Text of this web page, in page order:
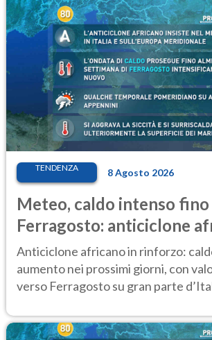
TENDENZA 8 Agosto 2026
Meteo, caldo intenso fino
Ferragosto: anticiclone
ancora protagonista
Anticiclone africano in rinforzo:
aumento nei prossimi giorni, con
verso Ferragosto su gran parte